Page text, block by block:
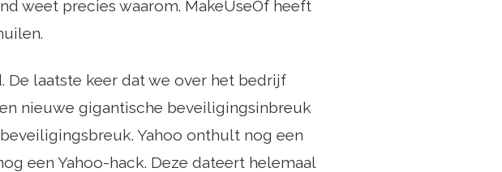
weet precies waarom. MakeUseOf heeft
De laatste keer dat we over het bedrijf
nieuwe gigantische beveiligingsinbreuk
Yahoo onthult nog een
een Yahoo-hack. Deze dateert helemaal